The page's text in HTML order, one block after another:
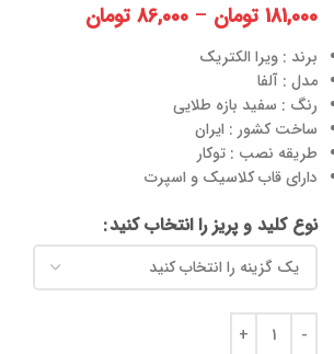
181,000 تومان –
86,000 تومان
برند : ویرا الکتریک
مدل : آلفا
رنگ : سفید بازه طلایی
ساخت کشور : ایران
طریقه نصب : توکار
دارای قاب کلاسیک و اسپرت
نوع کلید و پریز را انتخاب کنید